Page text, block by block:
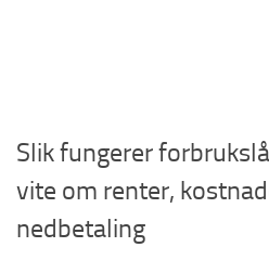
Slik fungerer
vite om renter,
nedbetaling